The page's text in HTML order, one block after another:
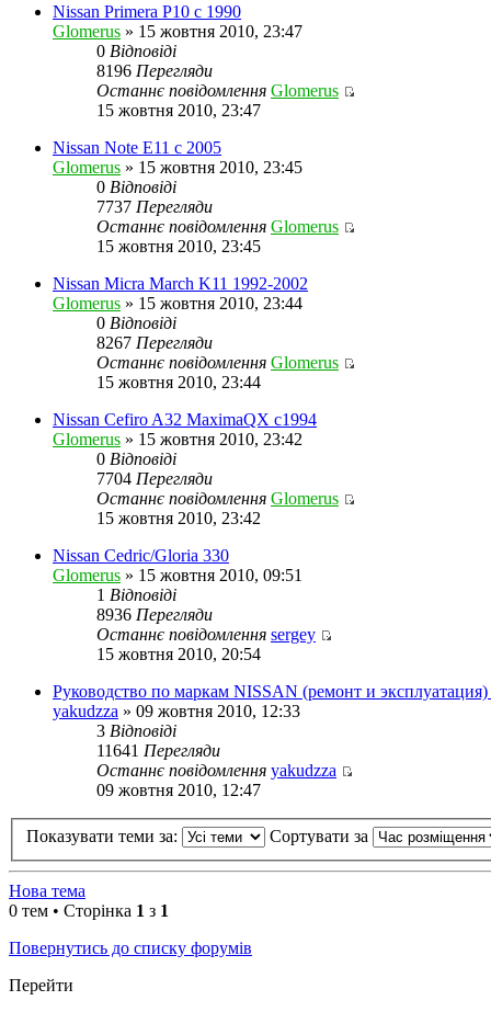
Nissan Primera P10 с 1990
Glomerus » 15 жовтня 2010, 23:47
0 Відповіді
8196 Перегляди
Останнє повідомлення Glomerus
15 жовтня 2010, 23:47
Nissan Note E11 с 2005
Glomerus » 15 жовтня 2010, 23:45
0 Відповіді
7737 Перегляди
Останнє повідомлення Glomerus
15 жовтня 2010, 23:45
Nissan Micra March K11 1992-2002
Glomerus » 15 жовтня 2010, 23:44
0 Відповіді
8267 Перегляди
Останнє повідомлення Glomerus
15 жовтня 2010, 23:44
Nissan Cefiro A32 MaximaQX c1994
Glomerus » 15 жовтня 2010, 23:42
0 Відповіді
7704 Перегляди
Останнє повідомлення Glomerus
15 жовтня 2010, 23:42
Nissan Cedric/Gloria 330
Glomerus » 15 жовтня 2010, 09:51
1 Відповіді
8936 Перегляди
Останнє повідомлення sergey
повідомлення
15 жовтня 2010, 20:54
Руководство по маркам NISSAN (ремонт и
yakudzza » 09 жовтня 2010, 12:33
3 Відповіді
11641 Перегляди
Останнє повідомлення yakudzza
повідомлення
09 жовтня 2010, 12:47
Показувати теми за: Сортувати за
Нова тема
0 тем • Сторінка 1 з 1
Повернутись до списку форумів
Перейти